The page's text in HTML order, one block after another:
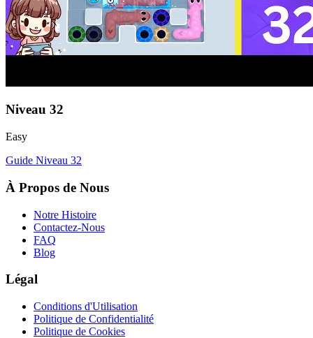
Niveau 32
Easy
Guide Niveau 32
À Propos de Nous
Notre Histoire
Contactez-Nous
FAQ
Blog
Légal
Conditions d'Utilisation
Politique de Confidentialité
Politique de Cookies